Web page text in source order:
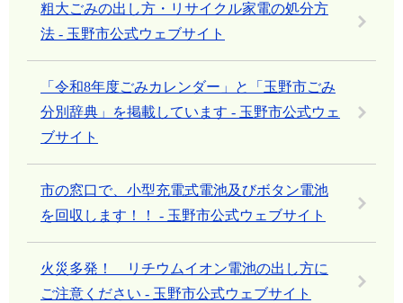
粗大ごみの出し方・リサイクル家電の処分方
法 - 玉野市公式ウェブサイト
「令和8年度ごみカレンダー」と「玉野市ごみ
分別辞典」を掲載しています - 玉野市公式ウェ
ブサイト
市の窓口で、小型充電式電池及びボタン電池
を回収します！！ - 玉野市公式ウェブサイト
火災多発！ リチウムイオン電池の出し方に
ご注意ください - 玉野市公式ウェブサイト